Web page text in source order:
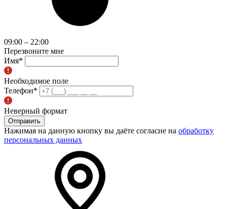
09:00 – 22:00
Перезвоните мне
Имя*
Необходимое поле
Телефон*
Неверный формат
Отправить
Нажимая на данную кнопку вы даёте согласие на обработку
персональных данных